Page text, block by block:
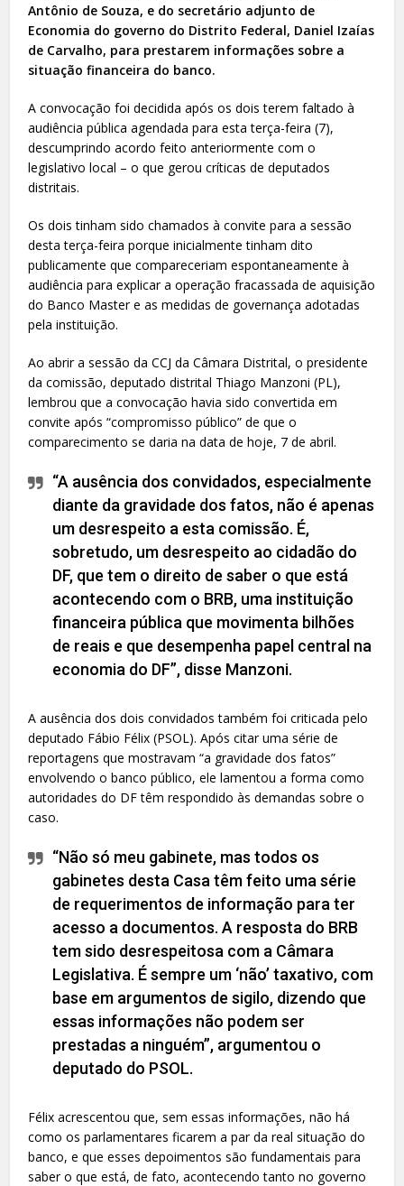
Antônio de Souza, e do secretário adjunto de
Economia do governo do Distrito Federal, Daniel Izaías
de Carvalho, para prestarem informações sobre a
situação financeira do banco.
A convocação foi decidida após os dois terem faltado à
audiência pública agendada para esta terça-feira (7),
descumprindo acordo feito anteriormente com o
legislativo local – o que gerou críticas de deputados
distritais.
Os dois tinham sido chamados à convite para a sessão
desta terça-feira porque inicialmente tinham dito
publicamente que compareceriam espontaneamente à
audiência para explicar a operação fracassada de aquisição
do Banco Master e as medidas de governança adotadas
pela instituição.
Ao abrir a sessão da CCJ da Câmara Distrital, o presidente
da comissão, deputado distrital Thiago Manzoni (PL),
lembrou que a convocação havia sido convertida em
convite após “compromisso público” de que o
comparecimento se daria na data de hoje, 7 de abril.
“A ausência dos convidados, especialmente
diante da gravidade dos fatos, não é apenas
um desrespeito a esta comissão. É,
sobretudo, um desrespeito ao cidadão do
DF, que tem o direito de saber o que está
acontecendo com o BRB, uma instituição
financeira pública que movimenta bilhões
de reais e que desempenha papel central na
economia do DF”, disse Manzoni.
A ausência dos dois convidados também foi criticada pelo
deputado Fábio Félix (PSOL). Após citar uma série de
reportagens que mostravam “a gravidade dos fatos”
envolvendo o banco público, ele lamentou a forma como
autoridades do DF têm respondido às demandas sobre o
caso.
“Não só meu gabinete, mas todos os
gabinetes desta Casa têm feito uma série
de requerimentos de informação para ter
acesso a documentos. A resposta do BRB
tem sido desrespeitosa com a Câmara
Legislativa. É sempre um ‘não’ taxativo, com
base em argumentos de sigilo, dizendo que
essas informações não podem ser
prestadas a ninguém”, argumentou o
deputado do PSOL.
Félix acrescentou que, sem essas informações, não há
como os parlamentares ficarem a par da real situação do
banco, e que esses depoimentos são fundamentais para
saber o que está, de fato, acontecendo tanto no governo